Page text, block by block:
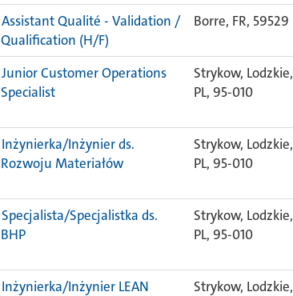
Assistant Qualité - Validation /
Qualification (H/F)
Borre, FR, 59529
Junior Customer Operations
Specialist
Strykow, Lodzkie,
PL, 95-010
Inżynierka/Inżynier ds.
Rozwoju Materiałów
Strykow, Lodzkie,
PL, 95-010
Specjalista/Specjalistka ds.
BHP
Strykow, Lodzkie,
PL, 95-010
Inżynierka/Inżynier LEAN
Strykow, Lodzkie,